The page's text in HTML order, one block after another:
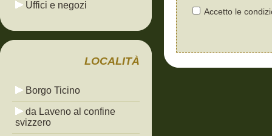
Uffici e negozi
LOCALITÀ
Borgo Ticino
da Laveno al confine
svizzero
Accetto le